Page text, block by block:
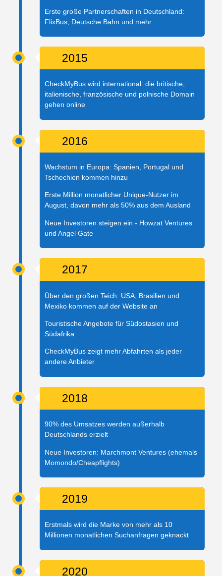
Erste große Partnerschaften in Deutschland:
FlixBus, Deutsche Bahn und mehr
2015
CheckMyBus wird international: die britische,
italienische, französische und polnische Domain
gehen online
2016
Wachstum in Europa: Spanien, Portugal und
Tschechien kommen hinzu
Erste Million monatlicher Unique-Nutzer im
August, davon mehr als 50% aus dem Ausland
Neue Investoren steigen ein - Howzat Ventures
und Angel Gate
2017
Über den großen Teich: USA, Brasilien und
Mexiko kommen auf der Website an
Touristische Angebote für Südostasien und
Südafrika
CheckMyBus zeigt mehr Abfahrten als jeder
andere Anbieter
2018
90% des Umsatzes werden außerhalb
Deutschlands erzielt
Neue Investoren: Marchmont Ventures (ehemals
Momondo/Cheapflights)
2019
Erstmals wird die Marke von mehr als 10
Millionen monatlichen Suchanfragen geknackt
2020